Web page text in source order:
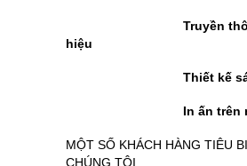
Truyền thông
hiệu
Thiết kế sáng
In ấn trên mọi
MỘT SỐ KHÁCH HÀNG TIÊU
CHÚNG TÔI